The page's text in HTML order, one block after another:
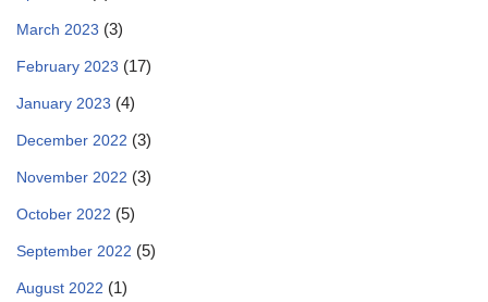
March 2023 (3)
February 2023 (17)
January 2023 (4)
December 2022 (3)
November 2022 (3)
October 2022 (5)
September 2022 (5)
August 2022 (1)